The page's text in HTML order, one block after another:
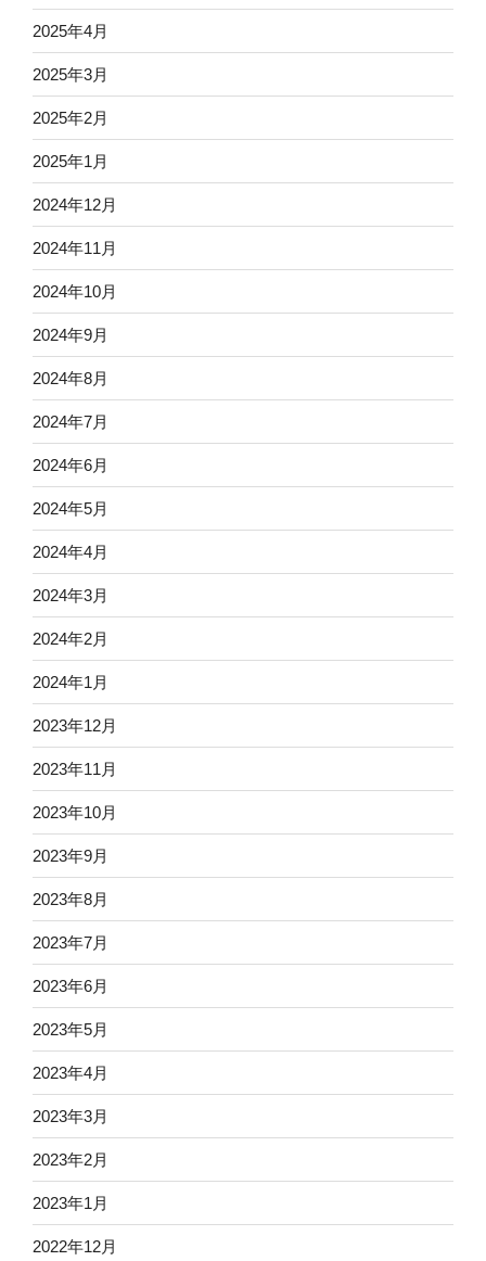
2025年4月
2025年3月
2025年2月
2025年1月
2024年12月
2024年11月
2024年10月
2024年9月
2024年8月
2024年7月
2024年6月
2024年5月
2024年4月
2024年3月
2024年2月
2024年1月
2023年12月
2023年11月
2023年10月
2023年9月
2023年8月
2023年7月
2023年6月
2023年5月
2023年4月
2023年3月
2023年2月
2023年1月
2022年12月